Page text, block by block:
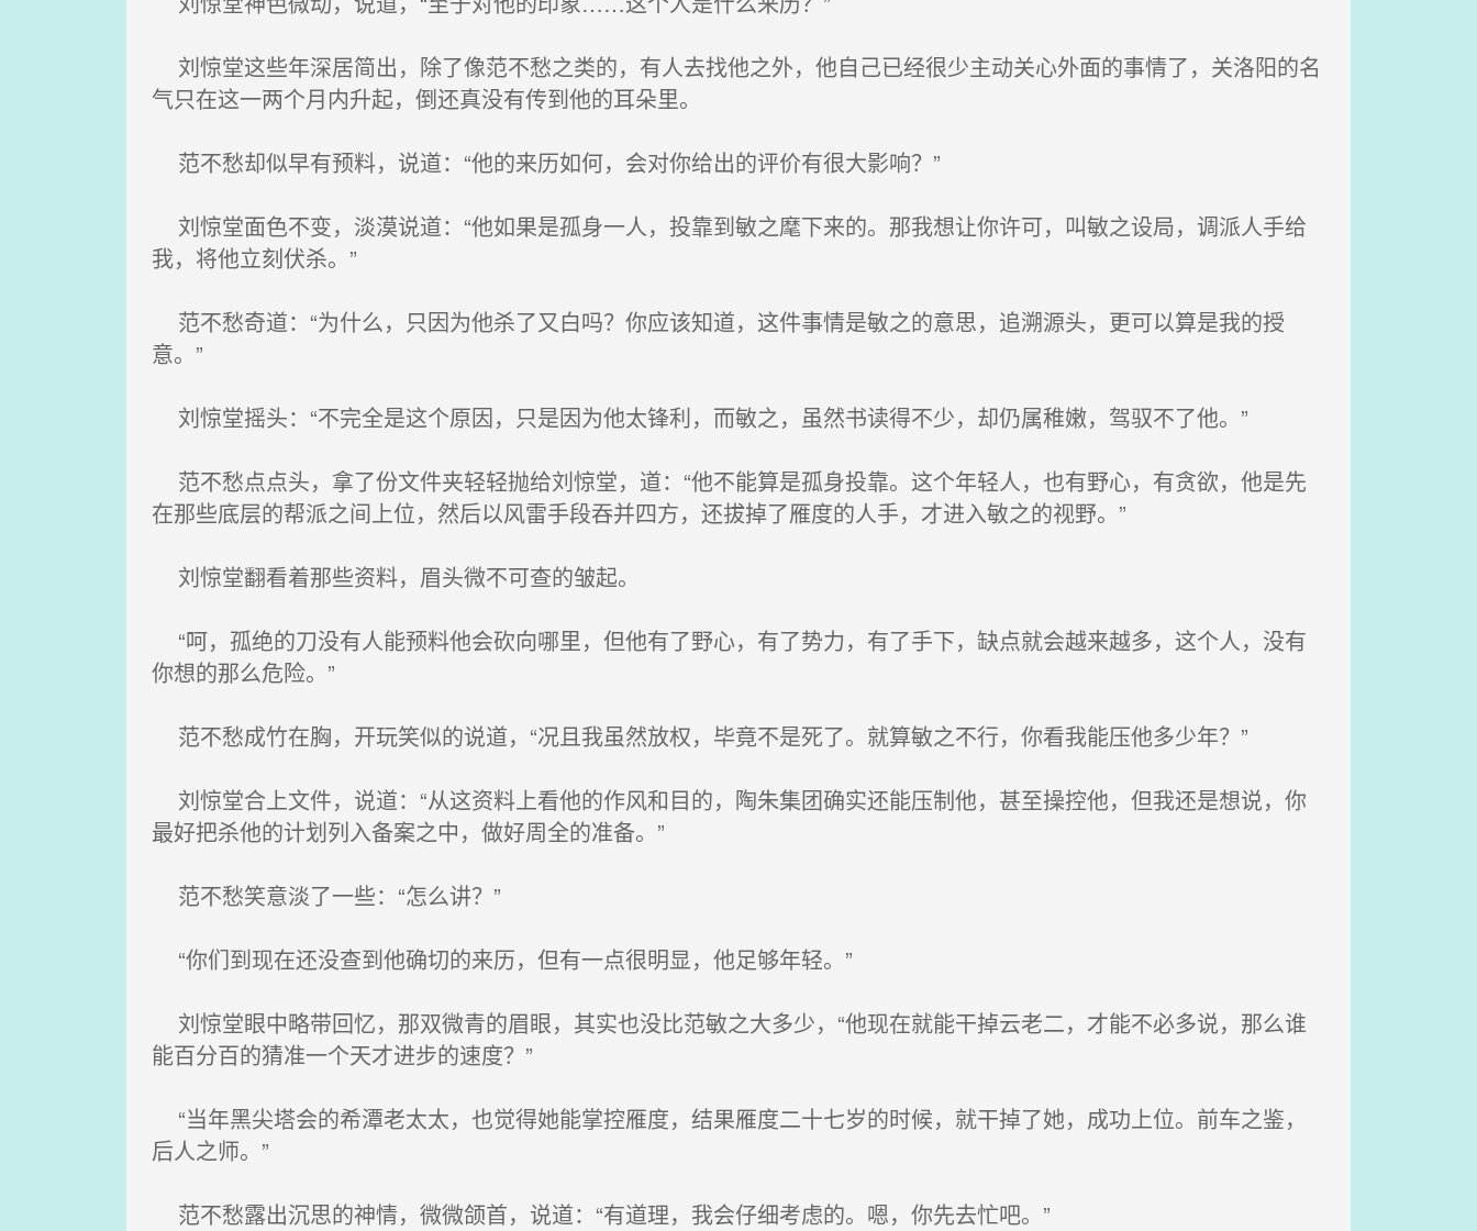
刘惊堂这些年深居简出，除了像范不愁之类的，有人去找他之外，他自己已经很少主动关心外面的事情了，关洛阳的名
气只在这一两个月内升起，倒还真没有传到他的耳朵里。
范不愁却似早有预料，说道：“他的来历如何，会对你给出的评价有很大影响？”
刘惊堂面色不变，淡漠说道：“他如果是孤身一人，投靠到敏之麾下来的。那我想让你许可，叫敏之设局，调派人手给
我，将他立刻伏杀。”
范不愁奇道：“为什么，只因为他杀了又白吗？你应该知道，这件事情是敏之的意思，追溯源头，更可以算是我的授
意。”
刘惊堂摇头：“不完全是这个原因，只是因为他太锋利，而敏之，虽然书读得不少，却仍属稚嫩，驾驭不了他。”
范不愁点点头，拿了份文件夹轻轻抛给刘惊堂，道：“他不能算是孤身投靠。这个年轻人，也有野心，有贪欲，他是先
在那些底层的帮派之间上位，然后以风雷手段吞并四方，还拔掉了雁度的人手，才进入敏之的视野。”
刘惊堂翻看着那些资料，眉头微不可查的皱起。
“呵，孤绝的刀没有人能预料他会砍向哪里，但他有了野心，有了势力，有了手下，缺点就会越来越多，这个人，没有
你想的那么危险。”
范不愁成竹在胸，开玩笑似的说道，“况且我虽然放权，毕竟不是死了。就算敏之不行，你看我能压他多少年？”
刘惊堂合上文件，说道：“从这资料上看他的作风和目的，陶朱集团确实还能压制他，甚至操控他，但我还是想说，你
最好把杀他的计划列入备案之中，做好周全的准备。”
范不愁笑意淡了一些：“怎么讲？”
“你们到现在还没查到他确切的来历，但有一点很明显，他足够年轻。”
刘惊堂眼中略带回忆，那双微青的眉眼，其实也没比范敏之大多少，“他现在就能干掉云老二，才能不必多说，那么谁
能百分百的猜准一个天才进步的速度？”
“当年黑尖塔会的希潭老太太，也觉得她能掌控雁度，结果雁度二十七岁的时候，就干掉了她，成功上位。前车之鉴，
后人之师。”
范不愁露出沉思的神情，微微颌首，说道：“有道理，我会仔细考虑的。嗯，你先去忙吧。”